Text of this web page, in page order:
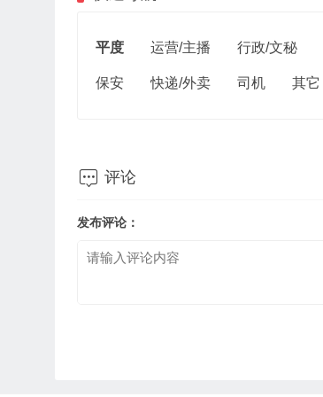
平度 运营/主播 行政/文秘
保安 快递/外卖 司机 其它
 评论
发布评论：